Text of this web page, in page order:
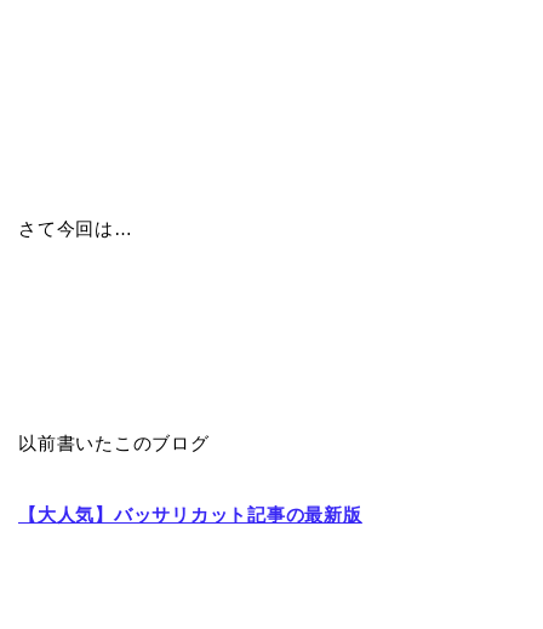
さて今回は…
以前書いたこのブログ
【大人気】バッサリカット記事の最新版